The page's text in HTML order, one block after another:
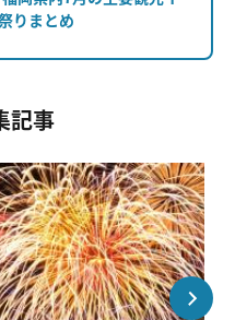
りまとめ
記事